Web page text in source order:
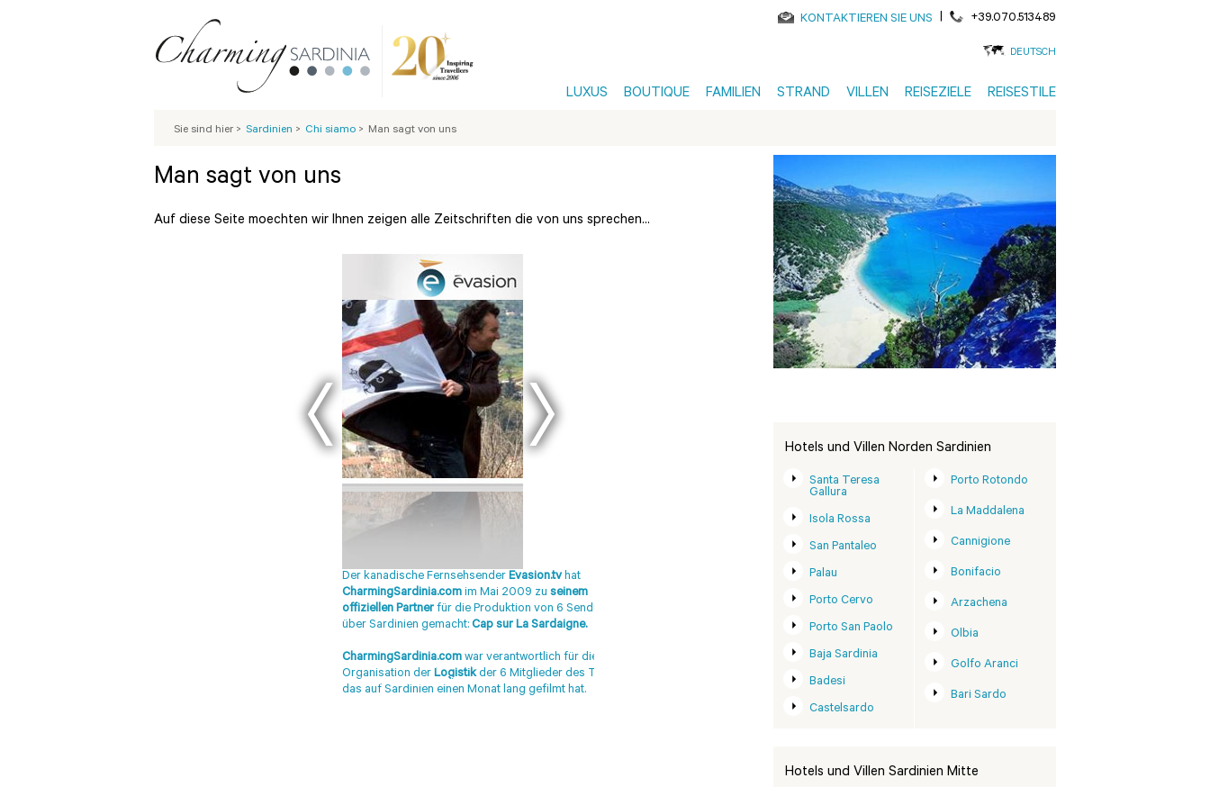
KONTAKTIEREN SIE UNS | +39.070.513489
DEUTSCH
LUXUS BOUTIQUE FAMILIEN STRAND VILLEN REISEZIELE REISESTILE
Sie sind hier > Sardinien > Chi siamo > Man sagt von uns
Man sagt von uns
Auf diese Seite moechten wir Ihnen zeigen alle Zeitschriften die von uns sprechen...
Der kanadische Fernsehsender Evasion.tvhat
CharmingSardinia.com im Mai 2009 zu seinem
offiziellen Partner für die Produktion von 6 Sendungen
über Sardinien gemacht: Cap sur La Sardaigne.
CharmingSardinia.com war verantwortlich für die
Organisation der Logistikder 6 Mitglieder des Teams,
das auf Sardinien einen Monat lang gefilmt hat.
Evasion.tv Blütezeit 2011 Demorgen
DerreisetippDm magazine
DOVE 08-2010
Hotels und Villen Norden Sardinien
Santa Teresa
Gallura
Isola Rossa
San Pantaleo
Palau
Porto Cervo
Porto San Paolo
Baja Sardinia
Badesi
Castelsardo
Porto Rotondo
La Maddalena
Cannigione
Bonifacio
Arzachena
Olbia
Golfo Aranci
Bari Sardo
Hotels und Villen Sardinien Mitte